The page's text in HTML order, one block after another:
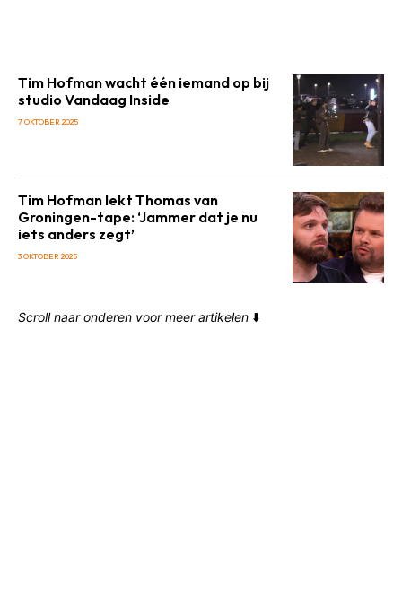
Tim Hofman wacht één iemand op bij
studio Vandaag Inside
7 OKTOBER 2025
Tim Hofman lekt Thomas van
Groningen-tape: ‘Jammer dat je nu
iets anders zegt’
3 OKTOBER 2025
Scroll naar onderen voor meer artikelen ⬇️